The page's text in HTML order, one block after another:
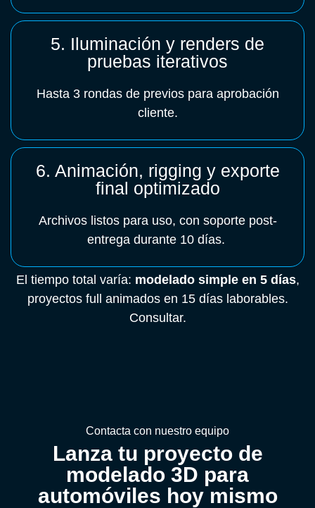
5. Iluminación y renders de
pruebas iterativos
Hasta 3 rondas de previos para aprobación
cliente.
6. Animación, rigging y exporte
final optimizado
Archivos listos para uso, con soporte post-
entrega durante 10 días.
El tiempo total varía: modelado simple en 5 días,
proyectos full animados en 15 días laborables.
Consultar.
Contacta con nuestro equipo
Lanza tu proyecto de
modelado 3D para
automóviles hoy mismo